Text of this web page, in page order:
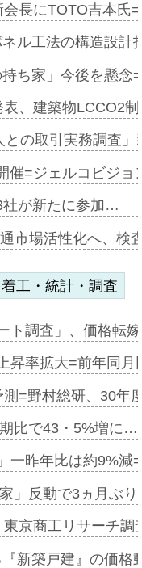
長にTOTO吉本氏
ル工法の構造設
ち家」今後を懸
、建築物LCCO2
との取引実務調査
催=ジェルコビジ
社が新たに参加…
市場活性化へ、検
着工・統計・調査
ト調査」、価格転
昇率拡大=前年同
=野村総研、30年
比で43・5%増に…
一昨年比は約9%
」反動で3ヵ月ぶ
京商工リサーチ
新築戸建』の価